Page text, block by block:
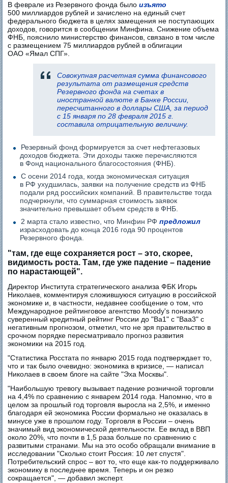
В феврале из Резервного фонда былоизъято
500 миллиардов рублей и зачислено на единый счет
федерального бюджета в целях замещения не поступающих
доходов, говорится в сообщении Минфина. Снижение объема
ФНБ, пояснило министерство финансов, связано в том числе
с размещением 75 миллиардов рублей в облигации
ОАО «Ямал СПГ».
Совокупная расчетная сумма финансового
результата от размещения средств
Резервного фонда на счетах в
иностранной валюте в Банке России,
пересчитанного в доллары США, за период
с 15 января по 28 февраля 2015 г.
составила отрицательную величину.
Резервный фонд формируется за счет нефтегазовых
доходов бюджета. Эти доходы также перечисляются
в Фонд национального благосостояния (ФНБ).
С осени 2014 года, когда экономическая ситуация
в РФ ухудшилась, заявки на получение средств из ФНБ
подали ряд российских компаний. В правительстве тогда
подчеркнули, что суммарная стоимость заявок
значительно превышает объем средств в ФНБ.
2 марта стало известно, что Минфин РФпредложил
израсходовать до конца 2016 года 90 процентов
Резервного фонда.
"там, где еще сохраняется рост – это, скорее,
видимость роста. Там, где уже падение – падение
по нарастающей".
Директор Института стратегического анализа ФБК Игорь
Николаев, комментируя сложившуюся ситуацию в российской
экономике и, в частности, недавнее сообщение о том, что
Международное рейтинговое агентство Moody's понизило
суверенный кредитный рейтинг России до "Ba1" с "Baa3" с
негативным прогнозом, отметил, что не зря правительство в
срочном порядке пересматривало прогноз развития
экономики на 2015 год.
"Статистика Росстата по январю 2015 года подтверждает то,
что и так было очевидно: экономика в кризисе, — написал
Николаев в своем блоге на сайте "Эха Москвы".
"Наибольшую тревогу вызывает падение розничной торговли
на 4,4% по сравнению с январем 2014 года. Напомню, что в
целом за прошлый год торговля выросла на 2,5%, и именно
благодаря ей экономика России формально не оказалась в
минусе уже в прошлом году. Торговля в России – очень
значимый вид экономической деятельности. Ее вклад в ВВП
около 20%, что почти в 1,5 раза больше по сравнению с
развитыми странами. Мы на это особо обращали внимание в
исследовании "Сколько стоит Россия: 10 лет спустя".
Потребительский спрос – вот то, что еще как-то поддерживало
экономику в последнее время. Теперь и он резко
сокращается", — добавил эксперт.